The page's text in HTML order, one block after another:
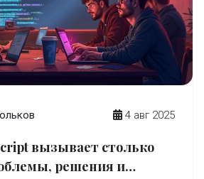
4 авг 2025
вызывает столько
решения и